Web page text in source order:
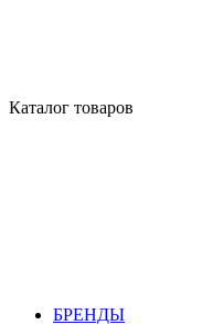
Каталог товаров
БРЕНДЫ